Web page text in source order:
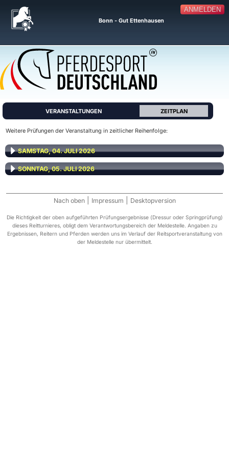
ANMELDEN
Bonn - Gut Ettenhausen
VERANSTALTUNGEN ZEITPLAN
Weitere Prüfungen der Veranstaltung in zeitlicher Reihenfolge:
SAMSTAG, 04. JULI 2026
SONNTAG, 05. JULI 2026
Nach oben Impressum Desktopversion
Die Richtigkeit der oben aufgeführten Prüfungsergebnisse (Dressur oder Springprüfung)
dieses Reitturnieres, obligt dem Verantwortungsbereich der Meldestelle. Angaben zu
Ergebnissen, Reitern und Pferden werden uns im Verlauf der Reitsportveranstaltung von
der Meldestelle nur übermittelt.